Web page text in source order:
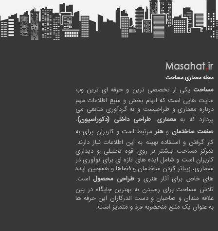
مجله معماری مساحت
مساحت یکی از تخصصی ترین و حرفه ای ترین وب
سایت هایی است که الهام بخش و منبع اطلاعات مهم
درباره معماری و طراحیست و به گردآوری منابعی می
پردازد که بهمعماری، طراحی داخلی (دکوراسیون)،
صنعت ساختمان و هنرمرتبط است و کاربران برای به
کار گرفتن و استفاده بهینه به این اطلاعات نیاز دارند.
تمرکز مساحت بیشتر بر روی قوه تحلیلی و دیداری
کاربران است و شامل ایده های تازه ای برای نوآوری در
معماری، زیباتر کردن ساختمان و فضاها و همچنین ایده
های خاص برای آثار هنری وطراحی محصول است.
تلاش مساحت برای رسیدن به بهترین جایگاه در بین
علاقه مندان و صاحبان و دست اندرکاران این حرفه ها
به عنوان یک منبع منحصربه فرد و متمایز است.